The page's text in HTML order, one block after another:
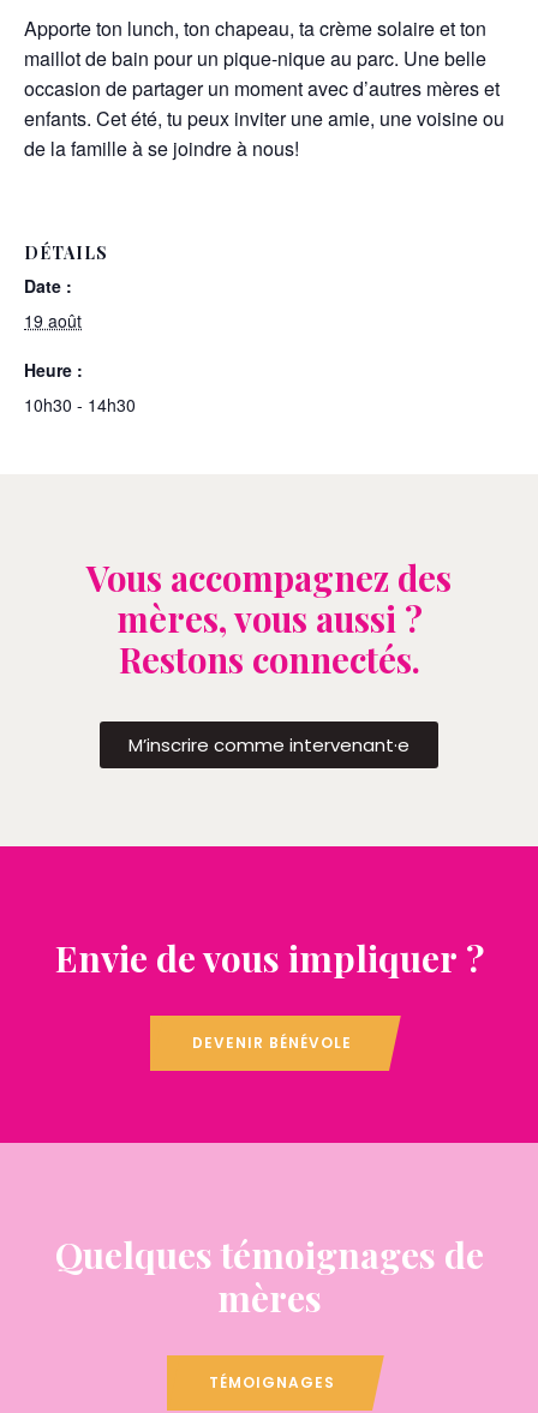
Apporte ton lunch, ton chapeau, ta crème solaire et ton
maillot de bain pour un pique-nique au parc. Une belle
occasion de partager un moment avec d’autres mères et
enfants. Cet été, tu peux inviter une amie, une voisine ou
de la famille à se joindre à nous!
DÉTAILS
Date :
19 août
Heure :
10h30 - 14h30
Vous accompagnez des
mères, vous aussi ?
Restons connectés.
M’inscrire comme intervenant·e
Envie de vous impliquer ?
DEVENIR BÉNÉVOLE
Quelques témoignages de
mères
TÉMOIGNAGES